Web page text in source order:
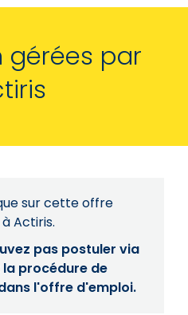
gérées par
sur cette offre
Actiris.
pas postuler via
procédure de
l'offre d'emploi.